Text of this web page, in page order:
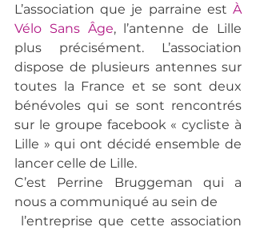
L’association que je parraine est À
Vélo Sans Âge, l’antenne de Lille
plus précisément. L’association
dispose de plusieurs antennes sur
toutes la France et se sont deux
bénévoles qui se sont rencontrés
sur le groupe facebook « cycliste à
Lille » qui ont décidé ensemble de
lancer celle de Lille.
C’est Perrine Bruggeman qui a
nous a communiqué au sein de